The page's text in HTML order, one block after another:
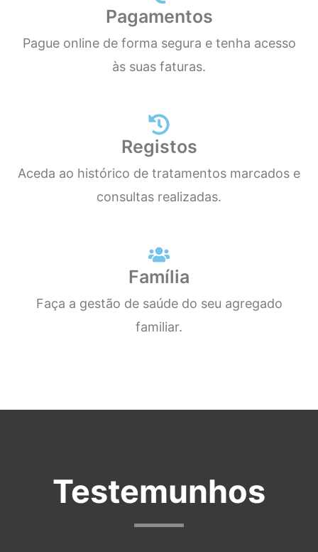
Pagamentos
Pague online de forma segura e tenha acesso
às suas faturas.
Registos
Aceda ao histórico de tratamentos marcados e
consultas realizadas.
Família
Faça a gestão de saúde do seu agregado
familiar.
Testemunhos